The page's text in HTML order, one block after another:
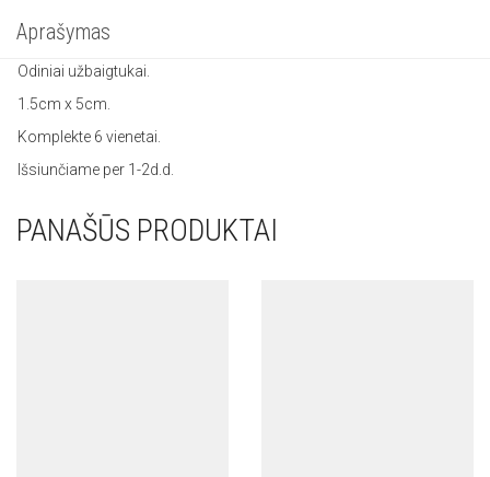
Aprašymas
Odiniai užbaigtukai.
1.5cm x 5cm.
Komplekte 6 vienetai.
Išsiunčiame per 1-2d.d.
PANAŠŪS PRODUKTAI